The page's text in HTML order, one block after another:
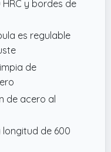
y bordes de
es regulable
de
de acero al
de 600